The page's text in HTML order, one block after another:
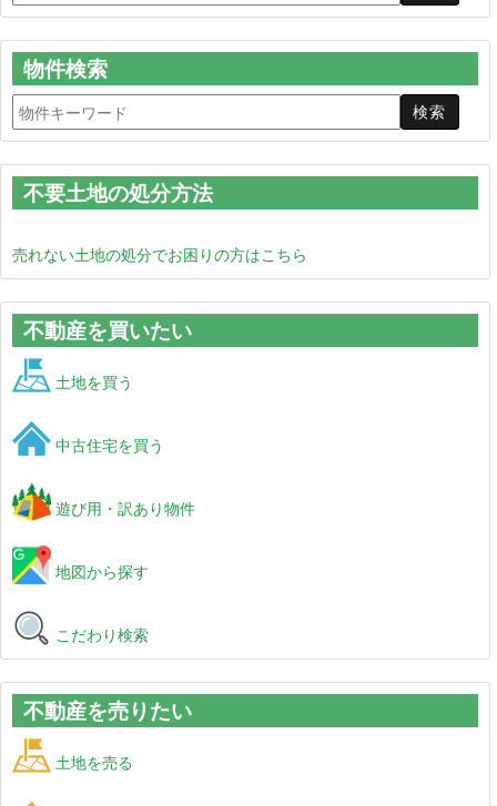
物件検索
不要土地の処分方法
売れない土地の処分でお困りの方はこちら
不動産を買いたい
土地を買う
中古住宅を買う
遊び用・訳あり物件
地図から探す
こだわり検索
不動産を売りたい
土地を売る